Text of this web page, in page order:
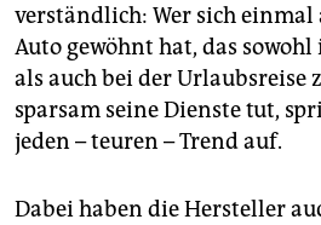
verständlich: Wer sich
Auto gewöhnt hat, das
als auch bei der Urlaubsreise
sparsam seine Dienste tut,
jeden – teuren – Trend auf.
Dabei haben die Hersteller